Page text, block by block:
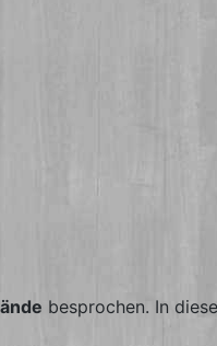
besprochen. In